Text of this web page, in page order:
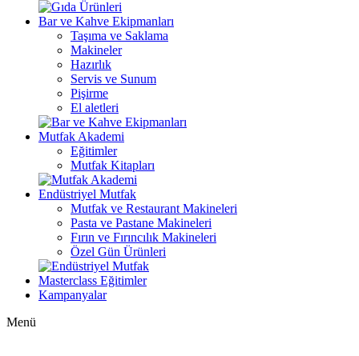
Bar ve Kahve Ekipmanları
Taşıma ve Saklama
Makineler
Hazırlık
Servis ve Sunum
Pişirme
El aletleri
Mutfak Akademi
Eğitimler
Mutfak Kitapları
Endüstriyel Mutfak
Mutfak ve Restaurant Makineleri
Pasta ve Pastane Makineleri
Fırın ve Fırıncılık Makineleri
Özel Gün Ürünleri
Masterclass Eğitimler
Kampanyalar
Menü